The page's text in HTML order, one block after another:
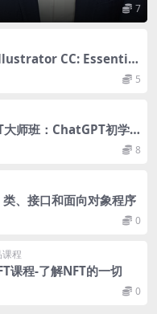
7
CC: Essential
5
师班：ChatGPT初学
8
、接口和面向对象程序
0
程
课程-了解NFT的一切
0